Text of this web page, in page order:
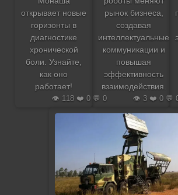
открывает новые
горизонты в
диагностике
хронической
боли. Узнайте,
как оно
работает!
👁️ 118 ❤️ 0 💬 0
рынок бизнеса,
создавая
интеллектуальные
коммуникации и
повышая
эффективность
взаимодействия.
👁️ 3 ❤️ 0 💬